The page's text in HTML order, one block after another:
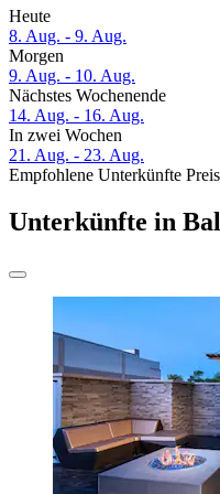
Heute
8. Aug. - 9. Aug.
Morgen
9. Aug. - 10. Aug.
Nächstes Wochenende
14. Aug. - 16. Aug.
In zwei Wochen
21. Aug. - 23. Aug.
Empfohlene Unterkünfte
Unterkünfte in